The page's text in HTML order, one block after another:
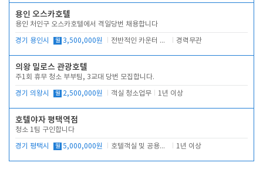
용인 오스카호텔
용인 처인구 오스카호텔에서 격일당번 채용합니다
경기 용인시 월 3,500,000원 전반적인 카운터 업무 경력무관
의왕 밀로스 관광호텔
주1회 휴무 청소 부부팀, 3교대 당번 모집합니다.
경기 의왕시 월 2,500,000원 객실 청소업무 1년 이상
호텔야자 평택역점
청소 1팀 구인합니다
경기 평택시 월 5,000,000원 호텔객실 및 공용시설 청소 관리 1년 이상